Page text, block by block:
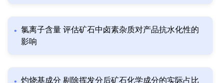
氯离子含量 评估矿石中卤素杂质对产品抗水化性的
影响
灼烧基成分 剔除挥发分后矿石化学成分的实际占比